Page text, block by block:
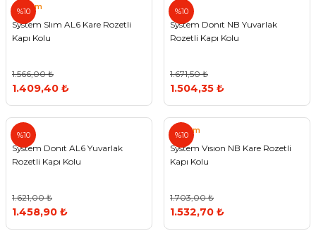
%10
System
System Slım AL6 Kare Rozetli
Kapı Kolu
1.566,00 ₺
1.409,40 ₺
%10
System Donıt NB Yuvarlak
Rozetli Kapı Kolu
1.671,50 ₺
1.504,35 ₺
%10
System Donıt AL6 Yuvarlak
Rozetli Kapı Kolu
1.621,00 ₺
1.458,90 ₺
%10
System
System Vısıon NB Kare Rozetli
Kapı Kolu
1.703,00 ₺
1.532,70 ₺